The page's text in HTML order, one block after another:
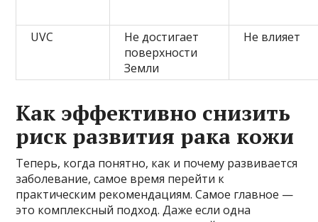
UVC
Не достигает
поверхности
Земли
Не влияет
Как эффективно снизить
риск развития рака кожи
Теперь, когда понятно, как и почему развивается
заболевание, самое время перейти к
практическим рекомендациям. Самое главное —
это комплексный подход. Даже если одна